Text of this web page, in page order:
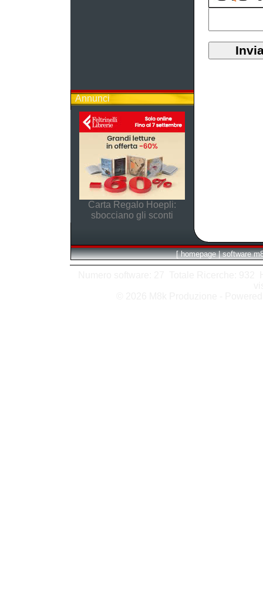
Annunci
Carta Regalo Hoepli:
sbocciano gli sconti
[ homepage | software